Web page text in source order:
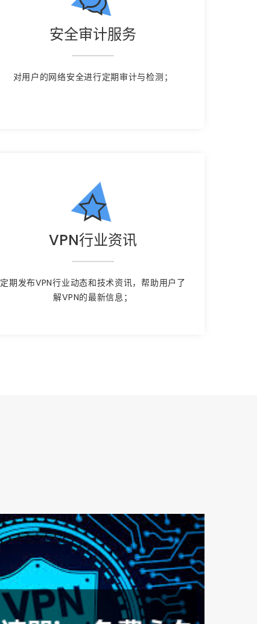
安全审计服务
对用户的网络安全进行定期审计与检测；
VPN行业资讯
定期发布VPN行业动态和技术资讯，帮助用户了
解VPN的最新信息；